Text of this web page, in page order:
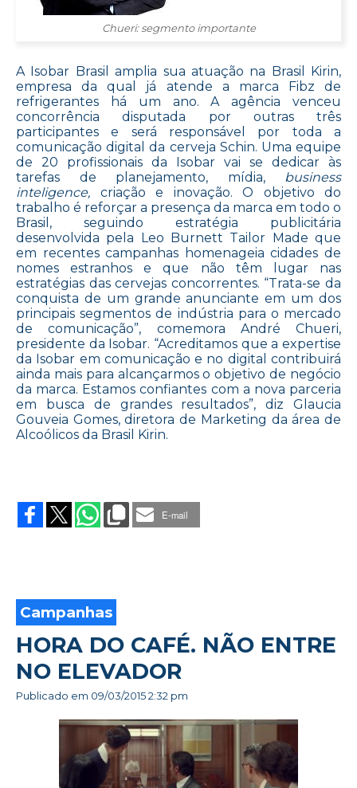
Chueri: segmento importante
A Isobar Brasil amplia sua atuação na Brasil Kirin,
empresa da qual já atende a marca Fibz de
refrigerantes há um ano. A agência venceu
concorrência disputada por outras três
participantes e será responsável por toda a
comunicação digital da cerveja Schin. Uma equipe
de 20 profissionais da Isobar vai se dedicar às
tarefas de planejamento, mídia, business
inteligence, criação e inovação. O objetivo do
trabalho é reforçar a presença da marca em todo o
Brasil, seguindo estratégia publicitária
desenvolvida pela Leo Burnett Tailor Made que
em recentes campanhas homenageia cidades de
nomes estranhos e que não têm lugar nas
estratégias das cervejas concorrentes. “Trata-se da
conquista de um grande anunciante em um dos
principais segmentos de indústria para o mercado
de comunicação”, comemora André Chueri,
presidente da Isobar. “Acreditamos que a expertise
da Isobar em comunicação e no digital contribuirá
ainda mais para alcançarmos o objetivo de negócio
da marca. Estamos confiantes com a nova parceria
em busca de grandes resultados”, diz Glaucia
Gouveia Gomes, diretora de Marketing da área de
Alcoólicos da Brasil Kirin.
CONQUISTA
DIGITAL
E-mail
Campanhas
HORA DO CAFÉ. NÃO ENTRE
NO ELEVADOR
Publicado em 09/03/2015 2:32 pm